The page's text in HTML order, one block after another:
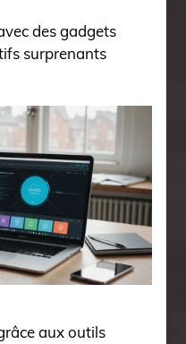
des gadgets
surprenants
aux outils